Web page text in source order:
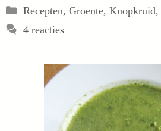
Categorieën
Recepten, Groente, Knopkruid,
4 reacties